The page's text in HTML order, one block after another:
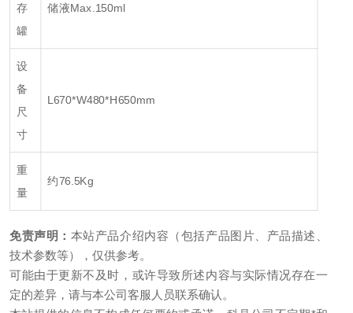
存
罐
储液Max.150ml
设
备
尺
寸
L670*W480*H650mm
重
量
约76.5Kg
免责声明： 本站产品介绍内容（包括产品图片、产品描述、
技术参数等），仅供参考。
可能由于更新不及时，或许导致所述内容与实际情况存在一
定的差异，请与本公司客服人员联系确认。